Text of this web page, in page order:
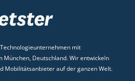
mit
München, Deutschland. Wir entwickeln
Mobilitätsanbieter auf der ganzen Welt.